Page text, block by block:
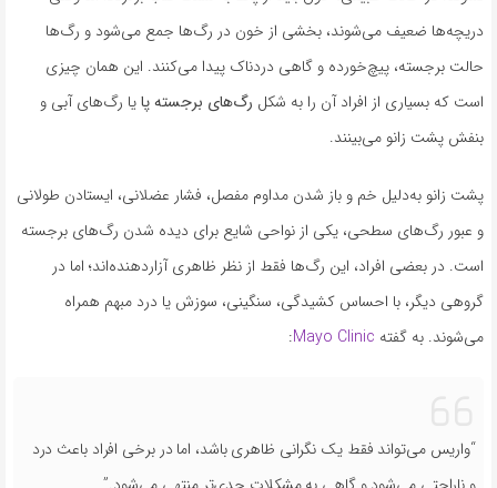
دریچه‌ها ضعیف می‌شوند، بخشی از خون در رگ‌ها جمع می‌شود و رگ‌ها
حالت برجسته، پیچ‌خورده و گاهی دردناک پیدا می‌کنند. این همان چیزی
است که بسیاری از افراد آن را به شکل رگ‌های برجسته پایا رگ‌های آبی و
بنفش پشت زانو می‌بینند.
پشت زانو به‌دلیل خم و باز شدن مداوم مفصل، فشار عضلانی، ایستادن طولانی
و عبور رگ‌های سطحی، یکی از نواحی شایع برای دیده شدن رگ‌های برجسته
است. در بعضی افراد، این رگ‌ها فقط از نظر ظاهری آزاردهنده‌اند؛ اما در
گروهی دیگر، با احساس کشیدگی، سنگینی، سوزش یا درد مبهم همراه
می‌شوند. به گفته Mayo Clinic
:
“واریس می‌تواند فقط یک نگرانی ظاهری باشد، اما در برخی افراد باعث درد